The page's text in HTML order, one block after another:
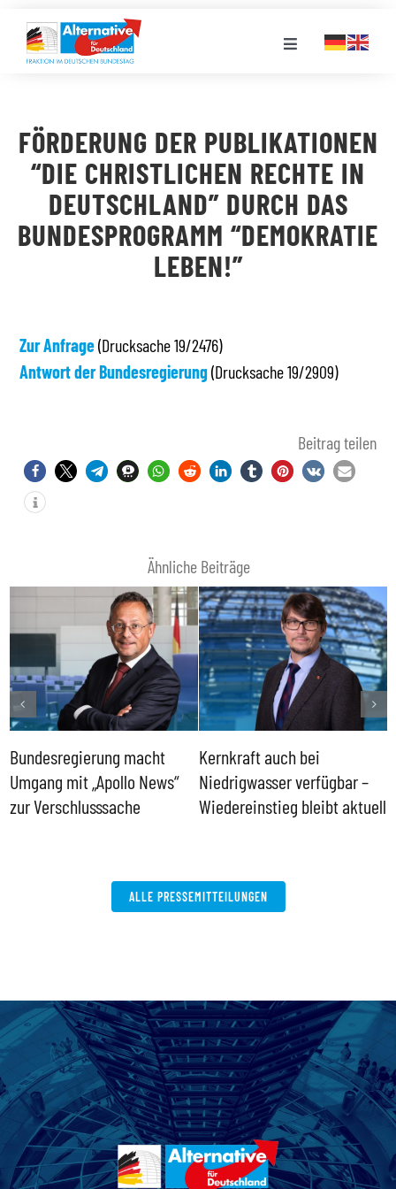
Inhalt
springen
Toggle
LANDESGRUPPEN
VERANSTALTUNGEN
STELLENPORTAL
FÖRDERUNG DER PUBLIKATIONEN
“DIE CHRISTLICHEN RECHTE IN
DEUTSCHLAND” DURCH DAS
BUNDESPROGRAMM “DEMOKRATIE
LEBEN!”
Zur Anfrage(Drucksache 19/2476)
Antwort der Bundesregierung(Drucksache 19/2909)
Beitrag teilen
Ähnliche Beiträge
Bundesregierung macht
Umgang mit „Apollo News“
zur Verschlusssache
Kernkraft auch bei
Niedrigwasser verfügbar –
Wiedereinstieg bleibt aktuell
ALLE PRESSEMITTEILUNGEN